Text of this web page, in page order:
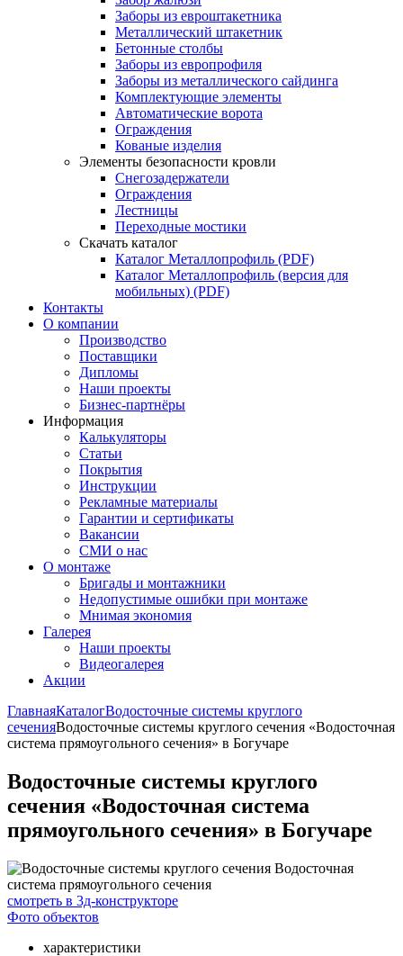
Заборы из евроштакетника
Металлический штакетник
Бетонные столбы
Заборы из европрофиля
Заборы из металлического сайдинга
Комплектующие элементы
Автоматические ворота
Ограждения
Кованые изделия
Элементы безопасности кровли
Снегозадержатели
Ограждения
Лестницы
Переходные мостики
Скачать каталог
Каталог Металлопрофиль (PDF)
Каталог Металлопрофиль (версия для
мобильных) (PDF)
Контакты
О компании
Производство
Поставщики
Дипломы
Наши проекты
Бизнес-партнёры
Информация
Калькуляторы
Статьи
Покрытия
Инструкции
Рекламные материалы
Гарантии и сертификаты
Вакансии
СМИ о нас
О монтаже
Бригады и монтажники
Недопустимые ошибки при монтаже
Мнимая экономия
Галерея
Наши проекты
Видеогалерея
Акции
ГлавнаяКаталогВодосточные системы круглого
сеченияВодосточные системы круглого сечения «Водосточная
система прямоугольного сечения» в Богучаре
Водосточные системы круглого
сечения «Водосточная система
прямоугольного сечения» в Богучаре
смотреть в 3д-конструкторе
Фото объектов
характеристики